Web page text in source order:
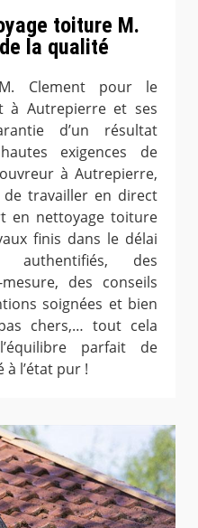
toiture M.
la qualité
Clement pour le
à Autrepierre et ses
d’un résultat
exigences de
à Autrepierre,
de travailler en direct
en nettoyage toiture
finis dans le délai
des
des conseils
soignées et bien
chers,… tout cela
parfait de
à l’état pur !